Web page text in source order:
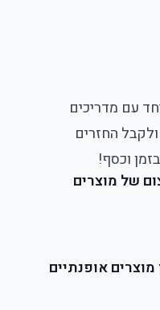
עם מדריכים
החזרים
וכסף!
של מוצרים
מציעה מגוון מוצרים אופנתיים